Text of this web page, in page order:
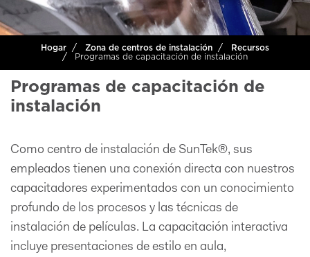
Hogar Zona de centros de instalación Recursos
Programas de capacitación de instalación
Programas de capacitación de
instalación
Como centro de instalación de SunTek®, sus
empleados tienen una conexión directa con nuestros
capacitadores experimentados con un conocimiento
profundo de los procesos y las técnicas de
instalación de películas. La capacitación interactiva
incluye presentaciones de estilo en aula,